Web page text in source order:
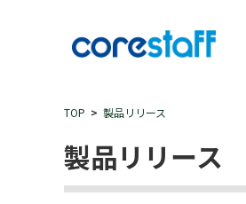
TOP 製品リリース
製品リリース